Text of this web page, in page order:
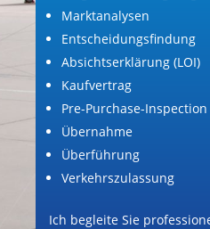
Marktanalysen
Entscheidungsfindung
Absichtserklärung (LOI)
Kaufvertrag
Pre-Purchase-Inspection
Übernahme
Überführung
Verkehrszulassung
Ich begleite Sie